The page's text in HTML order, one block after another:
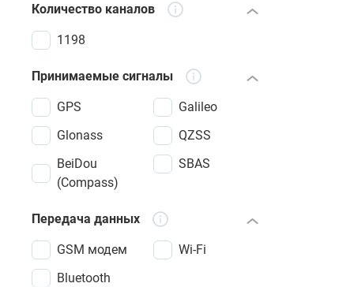
Количество каналов
1198
Принимаемые сигналы
GPS
Glonass
BeiDou
(Compass)
Galileo
QZSS
SBAS
Передача данных
GSM модем
Bluetooth
Wi-Fi